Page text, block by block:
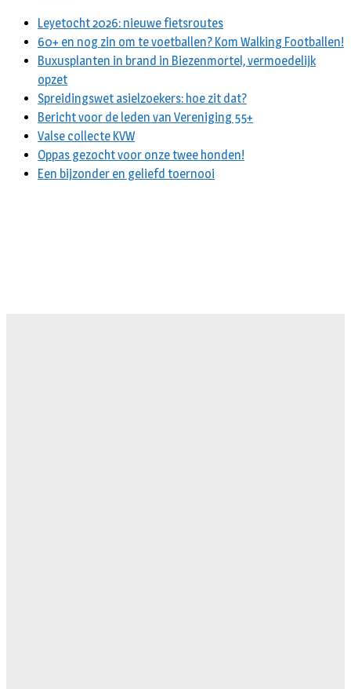
Leyetocht 2026: nieuwe fietsroutes
60+ en nog zin om te voetballen? Kom Walking Footballen!
Buxusplanten in brand in Biezenmortel, vermoedelijk
opzet
Spreidingswet asielzoekers: hoe zit dat?
Bericht voor de leden van Vereniging 55+
Valse collecte KVW
Oppas gezocht voor onze twee honden!
Een bijzonder en geliefd toernooi